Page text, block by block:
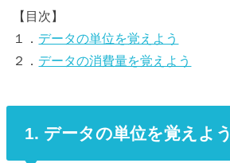
【目次】
１． データの単位を覚えよう
２． データの消費量を覚えよう
1. データの単位を覚えよう